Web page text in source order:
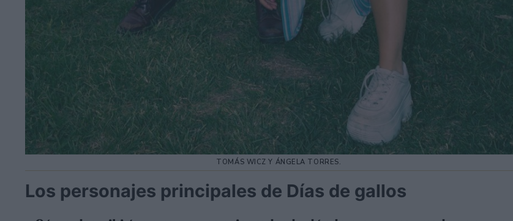
TOMÁS WICZ Y ÁNGELA TORRES.
Los personajes principales de Días de gallos